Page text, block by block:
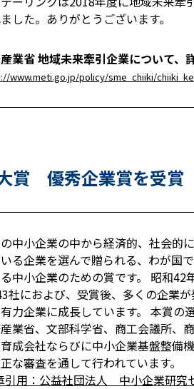
した。ありがとうございます。
業省 地域未来牽引企業について、
www.meti.go.jp/policy/sme_chiiki/
賞 優秀企業賞を受賞
中小企業の中から経済的、社会的
る企業を選んで贈られる、わが国
中小企業のための賞です。 昭和42
社におよび、受賞後、多くの企業
力企業に成長しています。 本賞の
業省、文部科学省、商工会議所、
成会社ならびに中小企業基盤整備
な審査を通して行われています。
引用：公益社団法人 中小企業研究